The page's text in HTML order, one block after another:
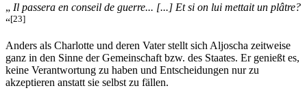
„ Il passera en conseil de guerre... [...] Et si on lui mettait un plâtre?
“[23]
Anders als Charlotte und deren Vater stellt sich Aljoscha zeitweise
ganz in den Sinne der Gemeinschaft bzw. des Staates. Er genießt es,
keine Verantwortung zu haben und Entscheidungen nur zu
akzeptieren anstatt sie selbst zu fällen.